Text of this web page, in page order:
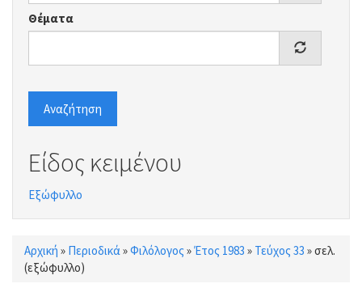
Θέματα
Αναζήτηση
Είδος κειμένου
Εξώφυλλο
Είστε εδώ
Αρχική » Περιοδικά »Φιλόλογος »Έτος 1983 » Τεύχος 33 »σελ.
(εξώφυλλο)